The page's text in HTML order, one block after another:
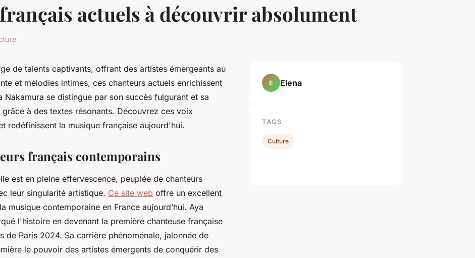
actuels à découvrir absolument
de talents captivants, offrant des artistes émergeants au
et mélodies intimes, ces chanteurs actuels enrichissent
Nakamura se distingue par son succès fulgurant et sa
à des textes résonants. Découvrez ces voix
redéfinissent la musique française aujourd'hui.
français contemporains
est en pleine effervescence, peuplée de chanteurs
leur singularité artistique. Ce site web offre un excellent
musique contemporaine en France aujourd’hui. Aya
l'histoire en devenant la première chanteuse française
de Paris 2024. Sa carrière phénoménale, jalonnée de
le pouvoir des artistes émergents de conquérir des
E Elena
TAGS
Culture